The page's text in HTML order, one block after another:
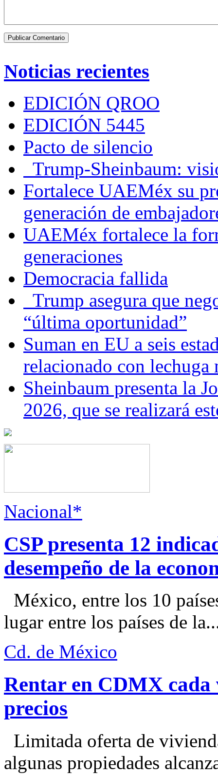
Noticias recientes
EDICIÓN QROO
EDICIÓN 5445
Pacto de silencio
Trump-Sheinbaum:
Fortalece UAEMéx su
generación de
UAEMéx fortalece la
generaciones
Democracia fallida
Trump asegura que
“última oportunidad”
Suman en EU a seis
relacionado con lechuga
Sheinbaum presenta la
2026, que se realizará
Nacional*
CSP presenta 12
desempeño de la
México, entre los 10
lugar entre los países de
Cd. de México
Rentar en CDMX cada
precios
Limitada oferta de
algunas propiedades